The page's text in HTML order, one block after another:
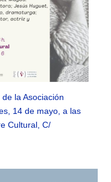
la Asociación
14 de mayo, a las
Cultural, C/